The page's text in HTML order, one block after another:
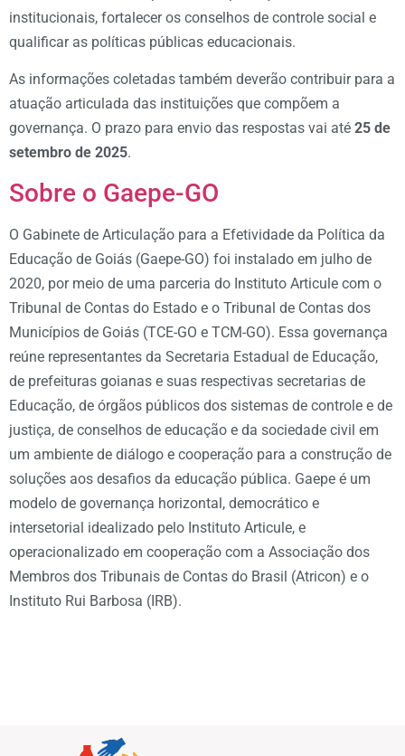
institucionais, fortalecer os conselhos de controle social e
qualificar as políticas públicas educacionais.
As informações coletadas também deverão contribuir para a
atuação articulada das instituições que compõem a
governança. O prazo para envio das respostas vai até 25 de
setembro de 2025.
Sobre o Gaepe-GO
O Gabinete de Articulação para a Efetividade da Política da
Educação de Goiás (Gaepe-GO) foi instalado em julho de
2020, por meio de uma parceria do Instituto Articule com o
Tribunal de Contas do Estado e o Tribunal de Contas dos
Municípios de Goiás (TCE-GO e TCM-GO). Essa governança
reúne representantes da Secretaria Estadual de Educação,
de prefeituras goianas e suas respectivas secretarias de
Educação, de órgãos públicos dos sistemas de controle e de
justiça, de conselhos de educação e da sociedade civil em
um ambiente de diálogo e cooperação para a construção de
soluções aos desafios da educação pública. Gaepe é um
modelo de governança horizontal, democrático e
intersetorial idealizado pelo Instituto Articule, e
operacionalizado em cooperação com a Associação dos
Membros dos Tribunais de Contas do Brasil (Atricon) e o
Instituto Rui Barbosa (IRB).